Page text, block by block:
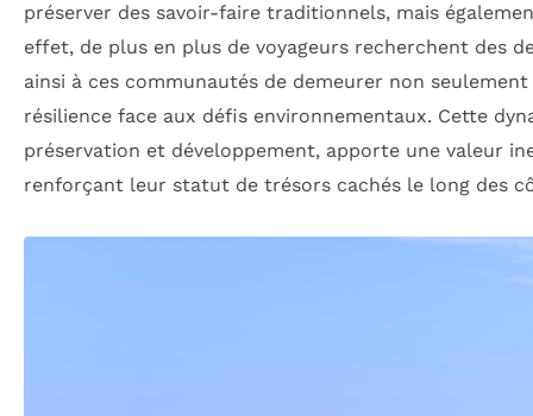
préserver des savoir-faire traditionnels, mais
effet, de plus en plus de voyageurs recherchent des
ainsi à ces communautés de demeurer non
résilience face aux défis environnementaux. Cette
préservation et développement, apporte une valeur
renforçant leur statut de trésors cachés le long des